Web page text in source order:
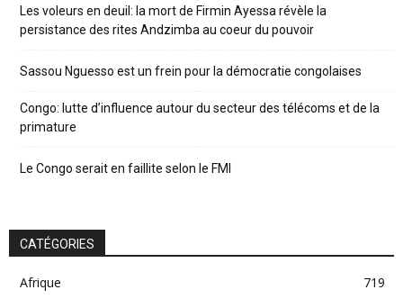
Les voleurs en deuil: la mort de Firmin Ayessa révèle la
persistance des rites Andzimba au coeur du pouvoir
Sassou Nguesso est un frein pour la démocratie congolaises
Congo: lutte d’influence autour du secteur des télécoms et de la
primature
Le Congo serait en faillite selon le FMI
CATÉGORIES
Afrique
719